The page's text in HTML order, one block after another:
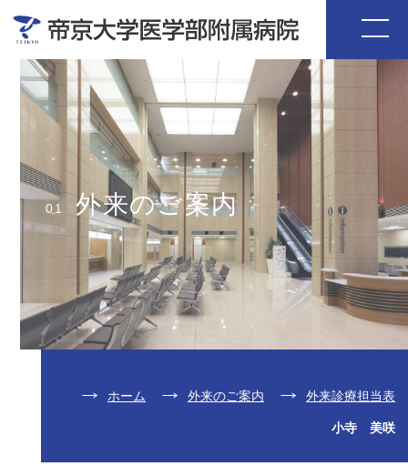
01 外来のご案内
ホーム 外来のご案内 外来診療担当表
小寺 美咲